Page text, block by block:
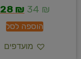
34 ₪
28 ₪
הוספה לסל
מועדפים